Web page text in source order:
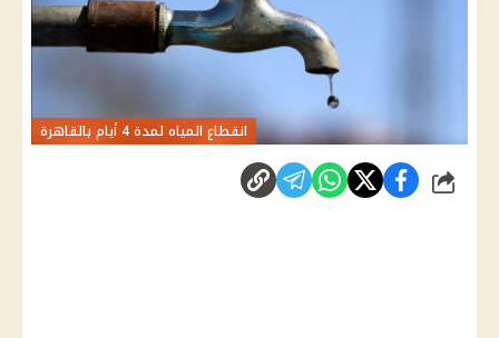
انقطاع المياه لمدة 4 أيام بالقاهرة
شارك